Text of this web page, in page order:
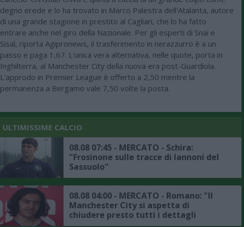
degno erede e lo ha trovato in Marco Palestra dell'Atalanta, autore
di una grande stagione in prestito al Cagliari, che lo ha fatto
entrare anche nel giro della Nazionale. Per gli esperti di Snai e
Sisal, riporta Agipronews, il trasferimento in nerazzurro è a un
passo e paga 1,67. L'unica vera alternativa, nelle quote, porta in
Inghilterra, al Manchester City della nuova era post-Guardiola.
L'approdo in Premier League è offerto a 2,50 mentre la
permanenza a Bergamo vale 7,50 volte la posta.
ULTIMISSIME CALCIO
08.08 07:45 - MERCATO - Schira:
"Frosinone sulle tracce di Iannoni del
Sassuolo"
08.08 04:00 - MERCATO - Romano: "Il
Manchester City si aspetta di
chiudere presto tutti i dettagli
dell'affare Bouaddi"